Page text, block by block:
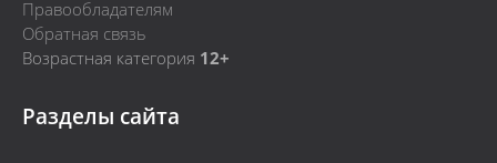
Правообладателям
Обратная связь
Возрастная категория 12+
Разделы сайта